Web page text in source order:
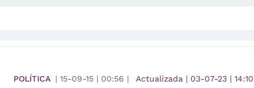
POLÍTICA | 15-09-15 | 00:56 | Actualizada | 03-07-23 | 14:10